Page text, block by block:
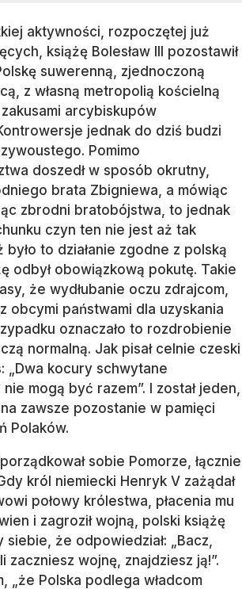
aktywności, rozpoczętej już
książę Bolesław III pozostawił
suwerenną, zjednoczoną
z własną metropolią kościelną
arcybiskupów
jednak do dziś budzi
Pomimo
doszedł w sposób okrutny,
brata Zbigniewa, a mówiąc
zbrodni bratobójstwa, to jednak
czyn ten nie jest aż tak
to działanie zgodne z polską
odbył obowiązkową pokutę. Takie
że wydłubanie oczu zdrajcom,
obcymi państwami dla uzyskania
oznaczało to rozdrobienie
normalną. Jak pisał celnie czeski
„Dwa kocury schwytane
mogą być razem”. I został jeden,
zawsze pozostanie w pamięci
Polaków.
sobie Pomorze, łącznie
król niemiecki Henryk V zażądał
połowy królestwa, płacenia mu
i zagroził wojną, polski książę
siebie, że odpowiedział: „Bacz,
zaczniesz wojnę, znajdziesz ją!”.
„że Polska podlega władcom